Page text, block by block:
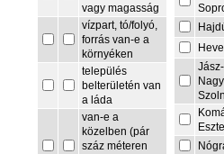
vagy magasság
vízpart, tó/folyó,
forrás van-e a
környéken
település
belterületén van
a láda
van-e a
közelben (pár
száz méteren
Jász-